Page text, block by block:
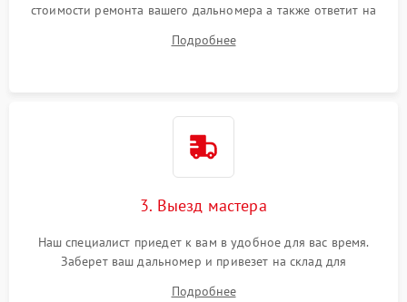
стоимости ремонта вашего дальномера а также ответит на
Подробнее
3. Выезд мастера
Наш специалист приедет к вам в удобное для вас время.
Заберет ваш дальномер и привезет на склад для
Подробнее